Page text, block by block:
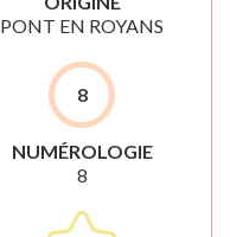
PONT EN ROYANS
8
NUMÉROLOGIE
8